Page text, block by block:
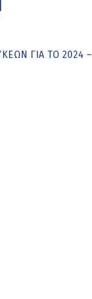
ΓΙΑ ΤΟ 2024 –